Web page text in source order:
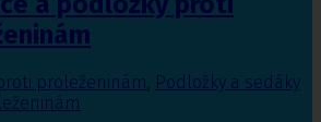
proleženinám, Podložky a sedáky